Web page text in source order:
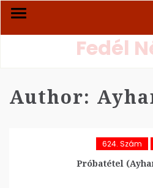
Fedél
Author:
624. Szám
Próbatétel